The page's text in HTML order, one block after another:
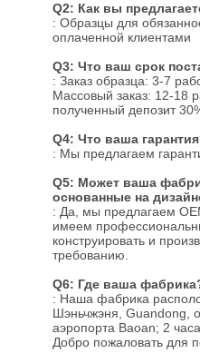
Q2: Как вы
: Образцы для
оплаченной клиентами
Q3: Что ваш срок
: Заказ образца: 3-7
Массовый заказ: 12-18
полученный депозит
Q4: Что ваша
: Мы предлагаем
Q5: Может ваша
основанные на
: Да, мы предлагаем
имеем
конструировать и
требованию.
Q6: Где ваша
: Наша фабрика
Шэньчжэня, Guandong,
аэропорта Baoan; 2
Добро пожаловать для